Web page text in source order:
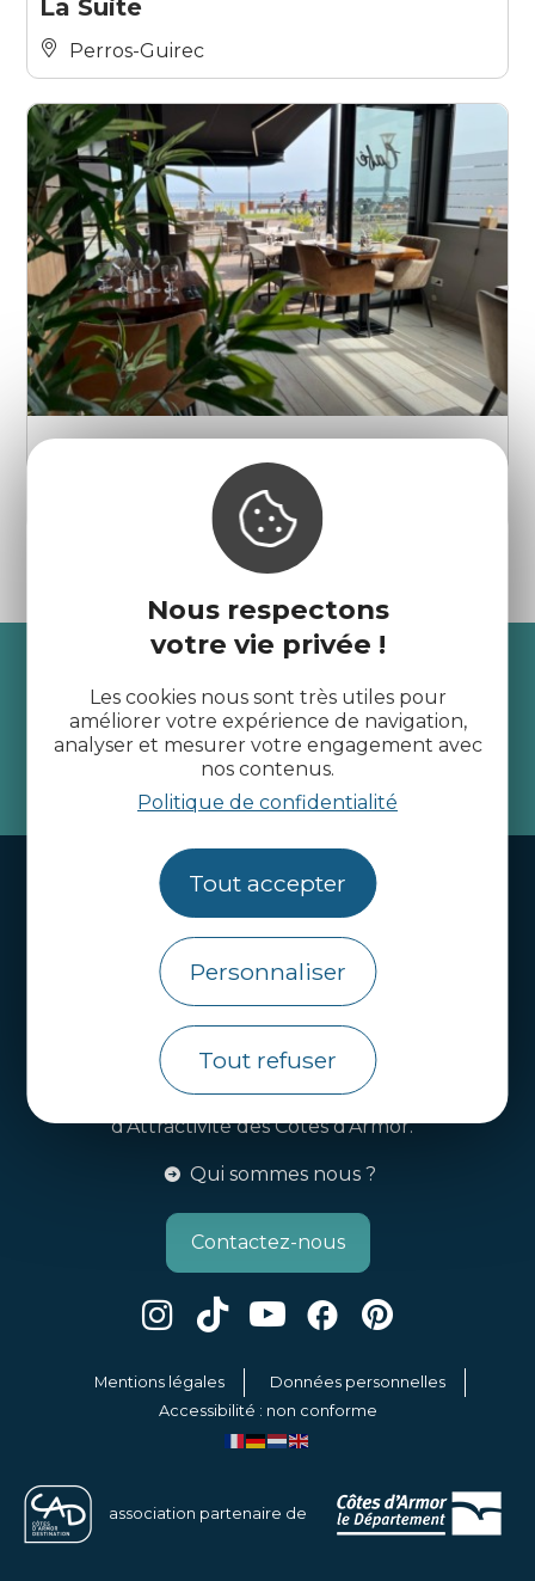
Nous respectons
votre vie privée !
Les cookies nous sont très utiles pour
améliorer votre expérience de navigation,
analyser et mesurer votre engagement avec
nos contenus.
Politique de confidentialité
Tout accepter
Personnaliser
Tout refuser
La Suite
Perros-Guirec
Recevez l’actualité des
Côtes d’Armor
Handi-tourisme
Webcams
Brochures
Côtes d’Armor Destination
Agence de Développement Touristique et
d’Attractivité des Côtes d’Armor.
Qui sommes nous ?
Contactez-nous
Mentions légales
Données personnelles
Accessibilité : non conforme
association partenaire de